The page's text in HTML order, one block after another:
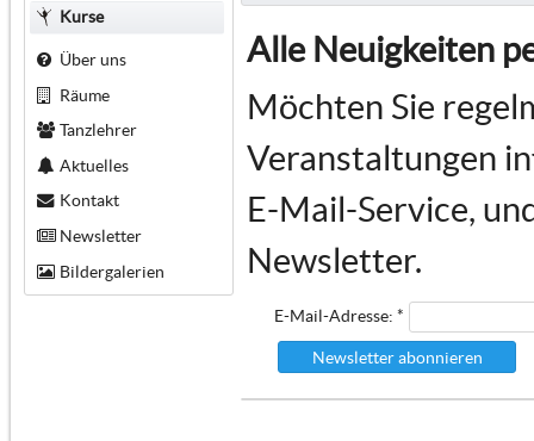
Kurse
Über uns
Räume
Tanzlehrer
Aktuelles
Kontakt
Newsletter
Bildergalerien
Alle Neuigkeiten
Möchten Sie
Veranstaltungen
E-Mail-Service,
Newsletter.
Newsletter abonnieren
E-Mail-Adresse: *